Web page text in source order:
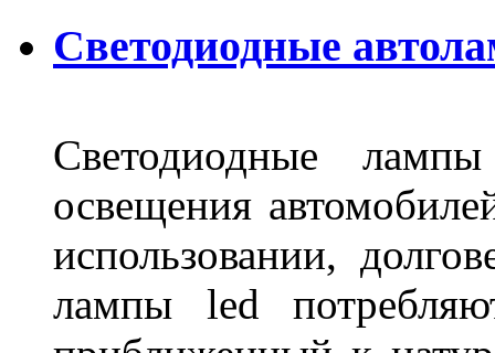
Светодиодные
Светодиодные
освещения
использовании,
лампы led